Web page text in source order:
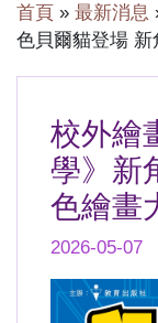
首頁 » 最新消息
色貝爾貓登場 新
校外繪
學》新
色繪畫
2026-05-07